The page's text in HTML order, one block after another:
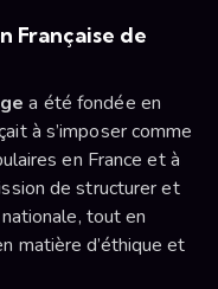
Française de
a été fondée en
à s’imposer comme
en France et à
de structurer et
tout en
matière d’éthique et